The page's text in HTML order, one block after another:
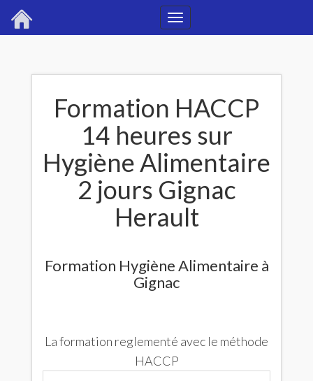
Toggle
Formation HACCP
14 heures sur
Hygiène Alimentaire
2 jours Gignac
Herault
Formation Hygiène Alimentaire à
Gignac
La formation reglementé avec le méthode
HACCP